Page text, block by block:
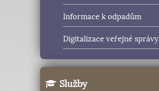
Informace k odpadům
Digitalizace veřejné správy
Služby